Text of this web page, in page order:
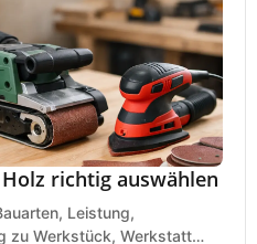
richtig auswählen
Leistung,
zu Werkstück, Werkstatt